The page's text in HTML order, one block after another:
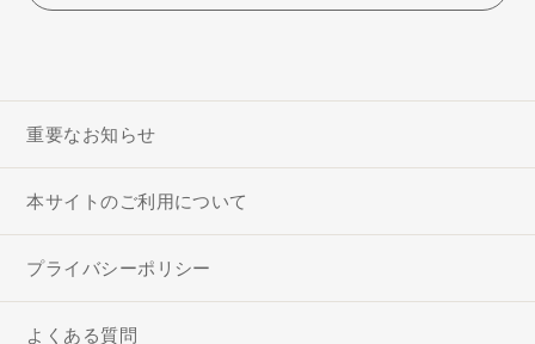
重要なお知らせ
本サイトのご利用について
プライバシーポリシー
よくある質問